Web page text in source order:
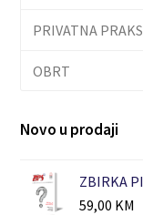
PRIVATNA
OBRT
Novo u prodaji
ZBIRKA
59,00 KM